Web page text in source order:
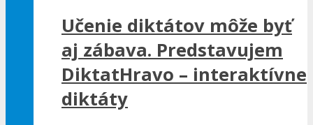
Učenie diktátov môže byť
aj zábava. Predstavujem
DiktatHravo – interaktívne
diktáty